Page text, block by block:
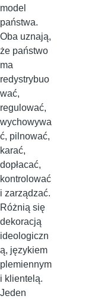
model
państwa.
Oba uznają,
że państwo
ma
redystrybuo
wać,
regulować,
wychowywa
ć, pilnować,
karać,
dopłacać,
kontrolować
i zarządzać.
Różnią się
dekoracją
ideologiczn
ą, językiem
plemiennym
i klientelą.
Jeden